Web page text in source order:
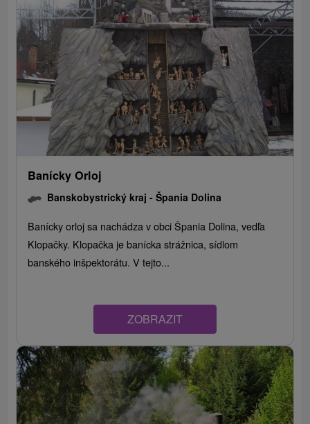
Banícky Orloj
Banskobystrický kraj -Špania Dolina
Banícky orloj sa nachádza v obci Špania Dolina, vedľa
Klopačky. Klopačka je banícka strážnica, sídlom
banského inšpektorátu. V tejto...
ZOBRAZIT